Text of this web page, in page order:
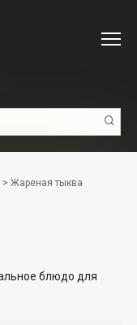
> Жареная тыква